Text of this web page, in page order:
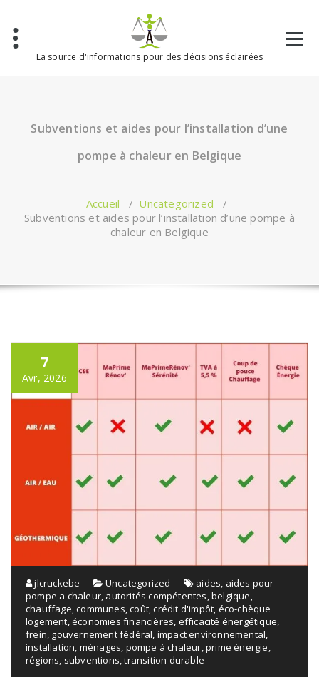
contenu
La source d'informations pour des décisions éclairées
Subventions et aides pour l’installation d’une
pompe à chaleur en Belgique
Accueil / Uncategorized /
Subventions et aides pour l’installation d’une pompe à
chaleur en Belgique
7
Avr, 2026
jlcruckebe Uncategorized aides aides pour
pompe a chaleur autorités compétentes ,belgique
chauffage ,communes ,coût ,crédit d'impôt éco-chèque
logement ,économies financières efficacité énergétique
frein gouvernement fédéral impact environnemental
installation ménages pompe à chaleur ,prime énergie
régions subventions ,transition durable